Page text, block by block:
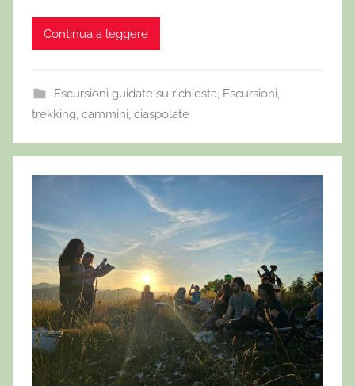
Continua a leggere
Escursioni guidate su richiesta, Escursioni,
trekking, cammini, ciaspolate